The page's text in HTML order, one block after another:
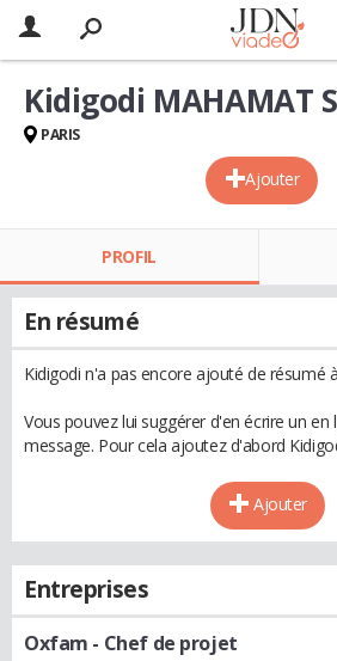
Ajouter
Kidigodi MAHAMAT
PARIS
PROFIL
En résumé
Kidigodi n'a pas encore ajouté de résumé
Vous pouvez lui suggérer d'en écrire un en
message. Pour cela ajoutez d'abord
Ajouter
Entreprises
Oxfam - Chef de projet